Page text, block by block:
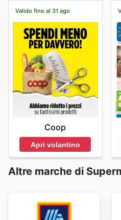
Valido fino al 31 ago
Coop
Apri volantino
Altre marche di